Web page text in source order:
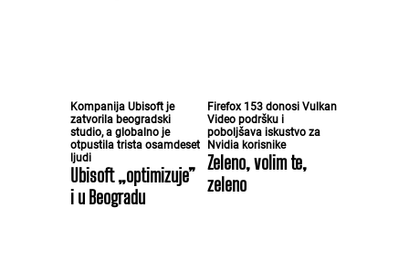
Kompanija Ubisoft je
zatvorila beogradski
studio, a globalno je
otpustila trista osamdeset
ljudi
Ubisoft „optimizuje”
i u Beogradu
Firefox 153 donosi Vulkan
Video podršku i
poboljšava iskustvo za
Nvidia korisnike
Zeleno, volim te,
zeleno